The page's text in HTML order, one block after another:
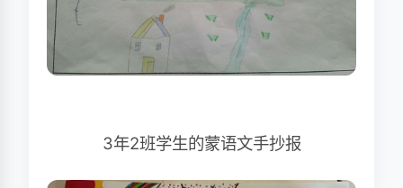
3年2班学生的蒙语文手抄报